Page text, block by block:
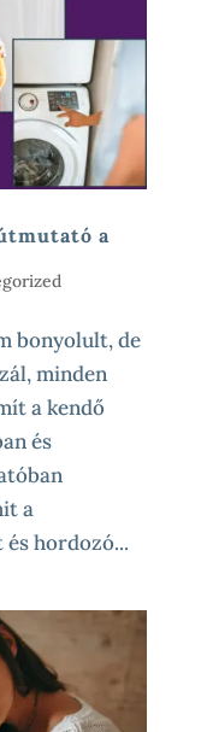
a
bonyolult, de
minden
a kendő
és
a
hordozó...